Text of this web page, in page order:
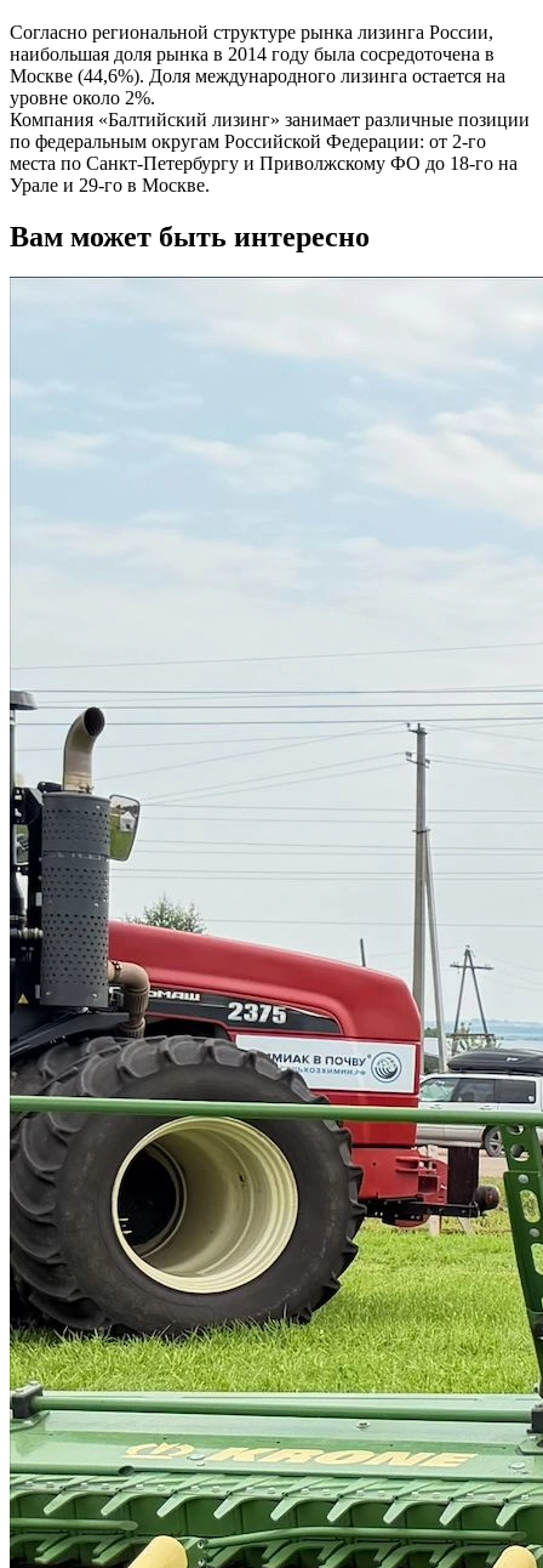
Согласно региональной структуре рынка лизинга России,
наибольшая доля рынка в 2014 году была сосредоточена в
Москве (44,6%). Доля международного лизинга остается на
уровне около 2%.
Компания «Балтийский лизинг» занимает различные позиции
по федеральным округам Российской Федерации: от 2-го
места по Санкт-Петербургу и Приволжскому ФО до 18-го на
Урале и 29-го в Москве.
Вам может быть интересно